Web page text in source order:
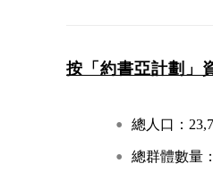
按「約書亞計劃」
總人口：
總群體數量